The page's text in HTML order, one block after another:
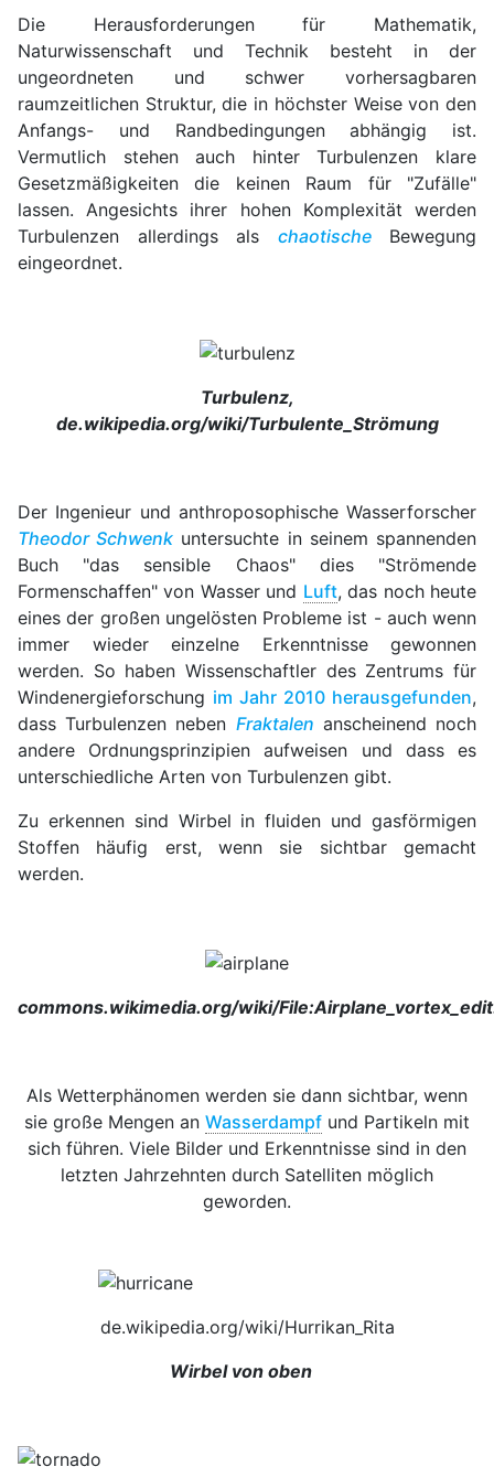
Die Herausforderungen für Mathematik,
Naturwissenschaft und Technik besteht in der
ungeordneten und schwer vorhersagbaren
raumzeitlichen Struktur, die in höchster Weise von den
Anfangs- und Randbedingungen abhängig ist.
Vermutlich stehen auch hinter Turbulenzen klare
Gesetzmäßigkeiten die keinen Raum für "Zufälle"
lassen. Angesichts ihrer hohen Komplexität werden
Turbulenzen allerdings als chaotischeBewegung
eingeordnet.
Turbulenz,
de.wikipedia.org/wiki/Turbulente_Strömung
Der Ingenieur und anthroposophische Wasserforscher
Theodor Schwenk untersuchte in seinem spannenden
Buch "das sensible Chaos" dies "Strömende
Formenschaffen" von Wasser und Luft, das noch heute
eines der großen ungelösten Probleme ist - auch wenn
immer wieder einzelne Erkenntnisse gewonnen
werden. So haben Wissenschaftler des Zentrums für
Windenergieforschung im Jahr 2010 herausgefunden,
dass Turbulenzen neben Fraktalen anscheinend noch
andere Ordnungsprinzipien aufweisen und dass es
unterschiedliche Arten von Turbulenzen gibt.
Zu erkennen sind Wirbel in fluiden und gasförmigen
Stoffen häufig erst, wenn sie sichtbar gemacht
werden.
commons.wikimedia.org/wiki/
Als Wetterphänomen werden sie dann sichtbar, wenn
sie große Mengen an Wasserdampf und Partikeln mit
sich führen. Viele Bilder und Erkenntnisse sind in den
letzten Jahrzehnten durch Satelliten möglich
geworden.
de.wikipedia.org/wiki/Hurrikan_Rita
Wirbel von oben